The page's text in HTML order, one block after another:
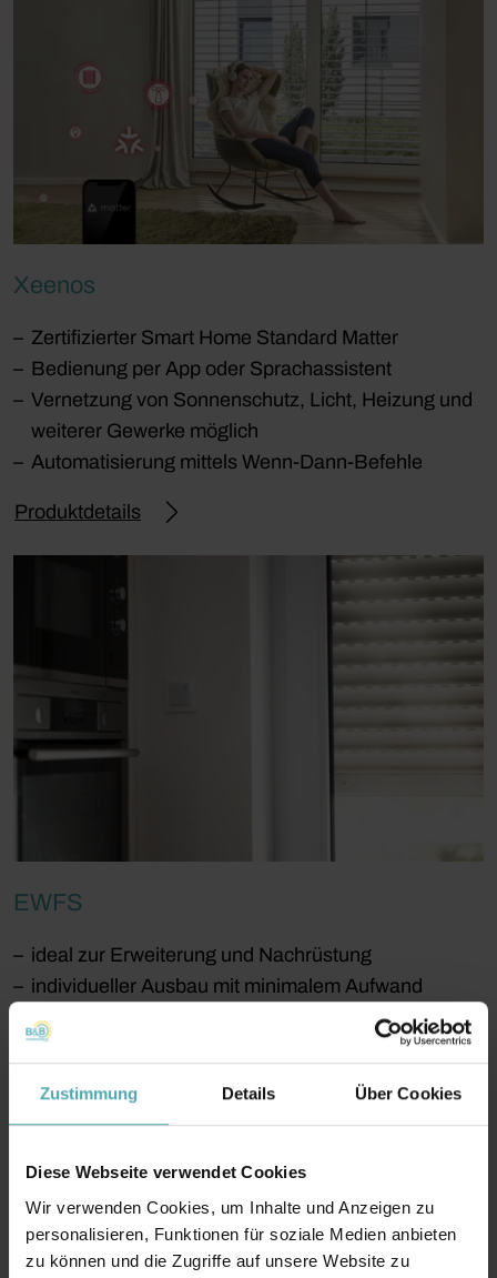
Zustimmung Details Über Cookies
Diese Webseite verwendet Cookies
Wir verwenden Cookies, um Inhalte und Anzeigen zu
personalisieren, Funktionen für soziale Medien anbieten
zu können und die Zugriffe auf unsere Website zu
Xeenos
Zertifizierter Smart Home Standard Matter
Bedienung per App oder Sprachassistent
Vernetzung von Sonnenschutz, Licht, Heizung und
weiterer Gewerke möglich
Automatisierung mittels Wenn-Dann-Befehle
Produktdetails
EWFS
ideal zur Erweiterung und Nachrüstung
individueller Ausbau mit minimalem Aufwand
Licht schalten und dimmen möglich
ein Sender steuert mehrere Empfänger
Produktdetails